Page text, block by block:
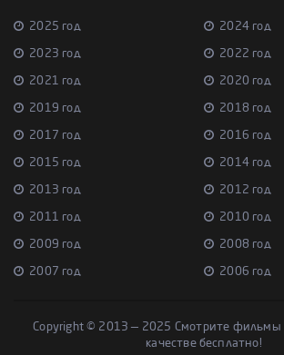
2025 год 2024 год
2023 год 2022 год
2021 год 2020 год
2019 год 2018 год
2017 год 2016 год
2015 год 2014 год
2013 год 2012 год
2011 год 2010 год
2009 год 2008 год
2007 год 2006 год
Copyright © 2013 — 2025 Смотрите фильмы
качестве бесплатно!